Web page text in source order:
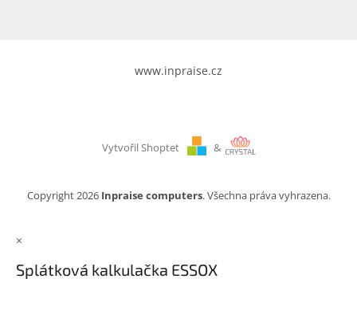
www.inpraise.cz
Vytvořil Shoptet &
Copyright 2026 Inpraise computers. Všechna práva vyhrazena.
×
Splátková kalkulačka ESSOX